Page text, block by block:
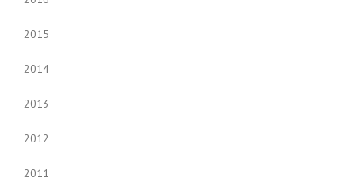
2015
2014
2013
2012
2011